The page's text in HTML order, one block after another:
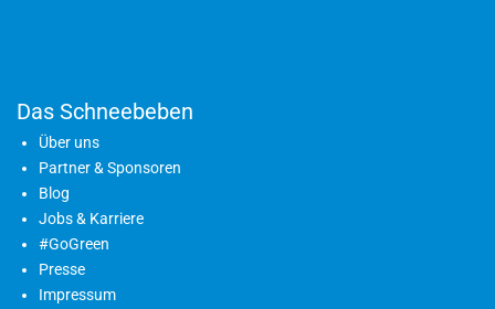
Das Schneebeben
Über uns
Partner & Sponsoren
Blog
Jobs & Karriere
#GoGreen
Presse
Impressum